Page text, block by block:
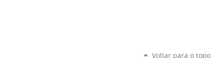
Voltar para o topo